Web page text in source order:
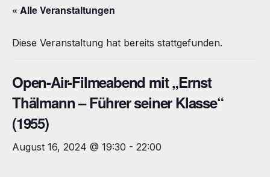
« Alle Veranstaltungen
Diese Veranstaltung hat bereits stattgefunden.
Open-Air-Filmeabend mit „Ernst
Thälmann – Führer seiner Klasse“
(1955)
August 16, 2024 @ 19:30 - 22:00